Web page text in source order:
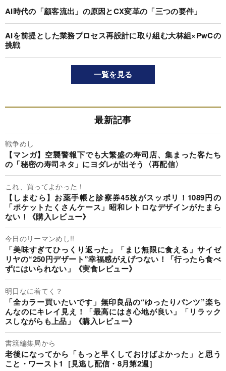
AI時代の「顧客流出」の原因とCX変革の「三つの要件」
AIを前提とした業務プロセス再設計に取り組む大林組×PwCの
挑戦
一覧を見る
最新記事
戦争めし
【マンガ】空襲警報下でも大繁盛の寿司店、集まった客たち
の「秘密の寿司ネタ」にヨダレが出そう〈再配信〉
これ、買ってよかった！
【しまむら】お薬手帳と診察券45枚がスッポリ！1089円の
「ポケットたくさんケース」昭和レトロなデザインがたまら
ない！《購入レビュー》
今日のリーマンめし!!
「美味すぎてひっくり返った」「まじ無限に食える」サイゼ
リヤの“250円デザート”幸福感がえげつない！「行ったら食べ
ずにはいられない」《実食レビュー》
明日なに着てく？
「全カラー買いたいです」無印良品の“ゆったりパンツ”楽ち
んなのにキレイ見え！「最高にはき心地が良い」「リラック
スしながらも上品」《購入レビュー》
書籍編集局から
老後になってから「もっと早くしておけばよかった」と思う
こと・ワースト1［見逃し配信・8月第2週］